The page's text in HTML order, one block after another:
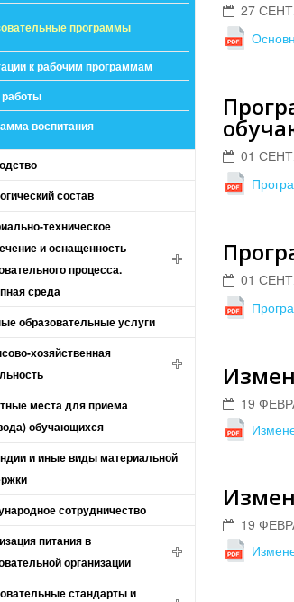
программы
к рабочим программам
работы
воспитания
состав
техническое
и оснащенность
процесса.
среда
образовательные услуги
хозяйственная
места для приема
обучающихся
и иные виды материальной
сотрудничество
питания в
организации
стандарты и
27
01
01
19
19